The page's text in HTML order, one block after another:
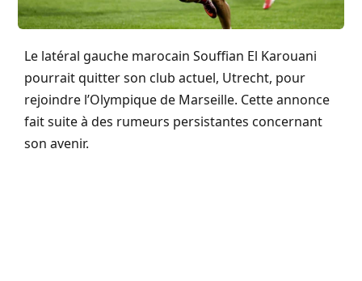
Le latéral gauche marocain Souffian El Karouani
pourrait quitter son club actuel, Utrecht, pour
rejoindre l’Olympique de Marseille. Cette annonce
fait suite à des rumeurs persistantes concernant
son avenir.